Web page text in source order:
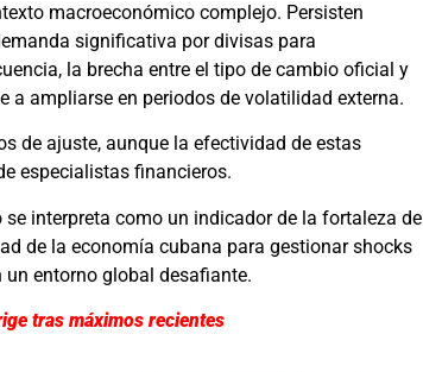
macroeconómico complejo. Persisten
significativa por divisas para
la brecha entre el tipo de cambio oficial y
a ampliarse en periodos de volatilidad externa.
de ajuste, aunque la efectividad de estas
especialistas financieros.
interpreta como un indicador de la fortaleza de
de la economía cubana para gestionar shocks
entorno global desafiante.
tras máximos recientes